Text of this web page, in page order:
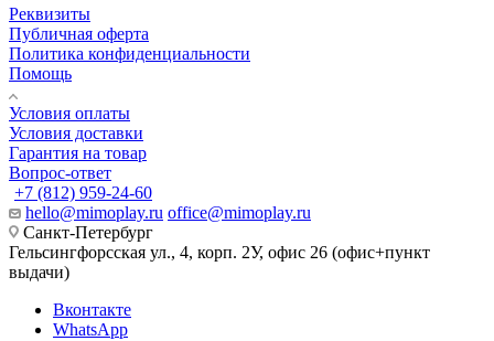
Реквизиты
Публичная оферта
Политика конфиденциальности
Помощь
Условия оплаты
Условия доставки
Гарантия на товар
Вопрос-ответ
+7 (812) 959-24-60
hello@mimoplay.ru office@mimoplay.ru
Санкт-Петербург
Гельсингфорсская ул., 4, корп. 2У, офис 26 (офис+пункт
выдачи)
Вконтакте
WhatsApp